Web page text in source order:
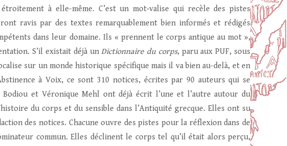
à elle-même. C’est un mot‑valise qui recèle des pistes
ravis par des textes remarquablement bien informés et rédigés
dans leur domaine. Ils « prennent le corps antique au mot »,
S’il existait déjà unDictionnaire du corps, paru aux PUF, sous
sur un monde historique spécifique mais il va bien au-delà, et en
à Voix, ce sont 310 notices, écrites par 90 auteurs qui se
et Véronique Mehl ont déjà écrit l’une et l’autre autour du
du corps et du sensible dans l’Antiquité grecque. Elles ont su
des notices. Chacune ouvre des pistes pour la réflexion dans de
commun. Elles déclinent le corps tel qu’il était alors perçu,